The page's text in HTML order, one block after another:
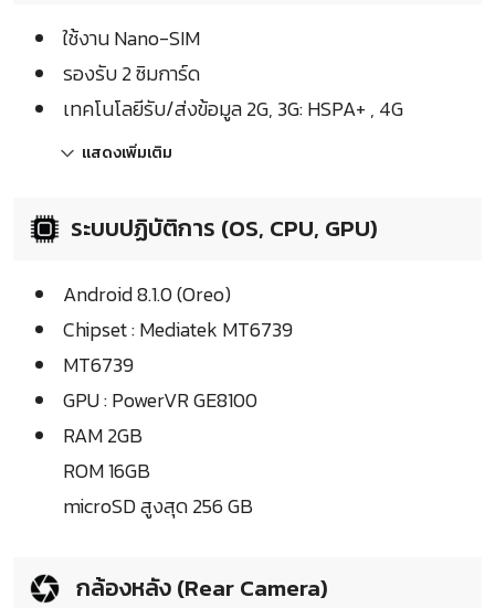
ใช้งาน Nano-SIM
รองรับ 2 ซิมการ์ด
เทคโนโลยีรับ/ส่งข้อมูล 2G, 3G: HSPA+ , 4G
แสดงเพิ่มเติม
ระบบปฏิบัติการ (OS, CPU, GPU)
Android 8.1.0 (Oreo)
Chipset : Mediatek MT6739
MT6739
GPU : PowerVR GE8100
RAM 2GB
ROM 16GB
microSD สูงสุด 256 GB
กล้องหลัง (Rear Camera)